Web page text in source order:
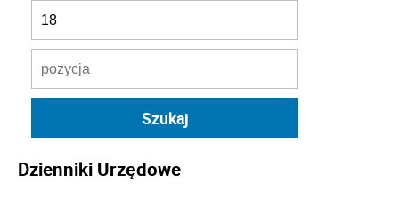
Dzienniki Urzędowe